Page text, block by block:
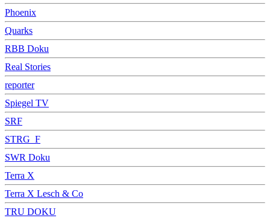
Phoenix
Quarks
RBB Doku
Real Stories
reporter
Spiegel TV
SRF
STRG_F
SWR Doku
Terra X
Terra X Lesch & Co
TRU DOKU